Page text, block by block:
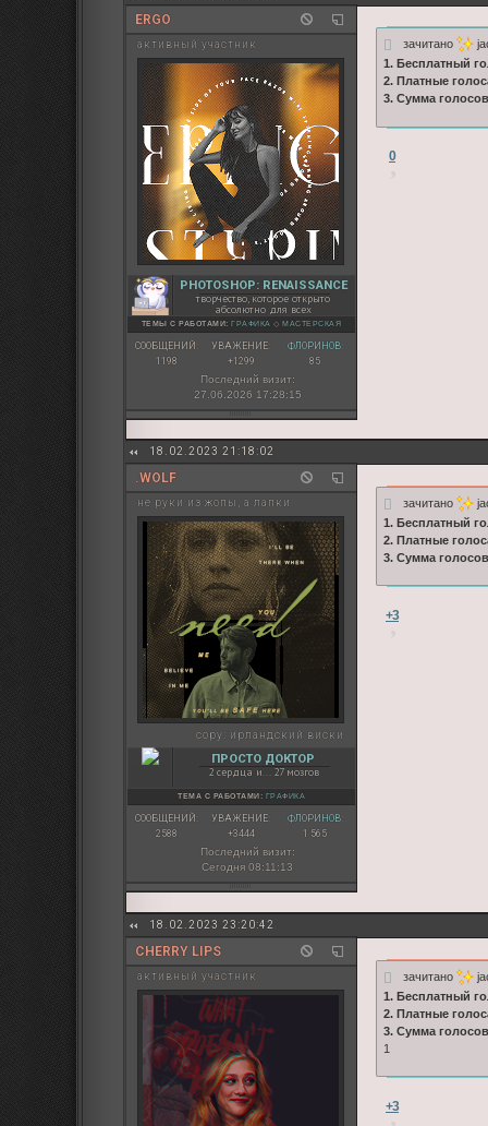
ERGO
активный участник
PHOTOSHOP: RENAISSANCE
творчество, которое открыто
абсолютно для всех
ТЕМЫ С РАБОТАМИ:ГРАФИКА ◇МАСТЕРСКАЯ
СООБЩЕНИЙ:
1198
УВАЖЕНИЕ:
+1299
ФЛОРИНОВ:
85
Последний визит:
27.06.2026 17:28:15
зачитано
1. Бесплатный
2. Платные
3. Сумма
0
18.02.2023 21:18:02
.WOLF
не руки из жопы, а лапки
copy: ирландский виски
ПРОСТО ДОКТОР
2 сердца и... 27 мозгов
ТЕМА С РАБОТАМИ: ГРАФИКА
СООБЩЕНИЙ:
2588
УВАЖЕНИЕ:
+3444
ФЛОРИНОВ:
1 565
Последний визит:
Сегодня 08:11:13
зачитано
1. Бесплатный
2. Платные
3. Сумма
+3
18.02.2023 23:20:42
CHERRY LIPS
активный участник зачитано
1. Бесплатный
2. Платные
3. Сумма
1
+3